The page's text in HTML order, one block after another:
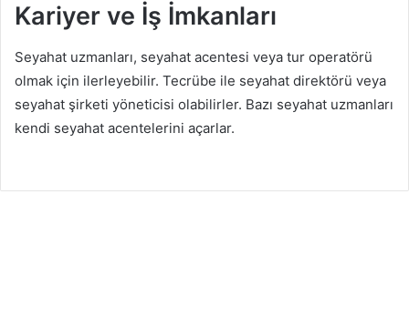
Kariyer ve İş İmkanları
Seyahat uzmanları, seyahat acentesi veya tur operatörü
olmak için ilerleyebilir. Tecrübe ile seyahat direktörü veya
seyahat şirketi yöneticisi olabilirler. Bazı seyahat uzmanları
kendi seyahat acentelerini açarlar.